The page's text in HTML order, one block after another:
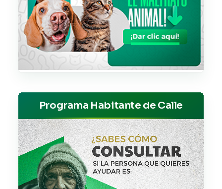
Programa Habitante de Calle